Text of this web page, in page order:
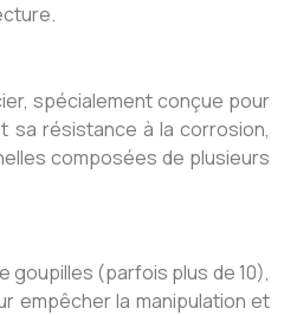
spécialement conçue pour
sa résistance à la corrosion,
composées de plusieurs
goupilles (parfois plus de 10),
empêcher la manipulation et